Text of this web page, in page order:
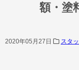
額・塗
2020年05月27日 スタ